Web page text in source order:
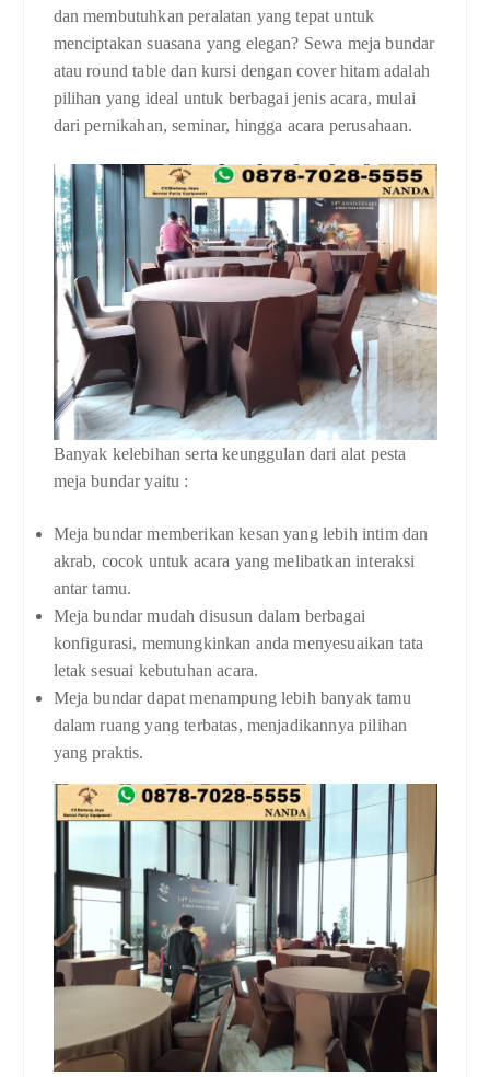
dan membutuhkan peralatan yang tepat untuk
menciptakan suasana yang elegan? Sewa meja bundar
atau round table dan kursi dengan cover hitam adalah
pilihan yang ideal untuk berbagai jenis acara, mulai
dari pernikahan, seminar, hingga acara perusahaan.
Banyak kelebihan serta keunggulan dari alat pesta
meja bundar yaitu :
Meja bundar memberikan kesan yang lebih intim dan
akrab, cocok untuk acara yang melibatkan interaksi
antar tamu.
Meja bundar mudah disusun dalam berbagai
konfigurasi, memungkinkan anda menyesuaikan tata
letak sesuai kebutuhan acara.
Meja bundar dapat menampung lebih banyak tamu
dalam ruang yang terbatas, menjadikannya pilihan
yang praktis.